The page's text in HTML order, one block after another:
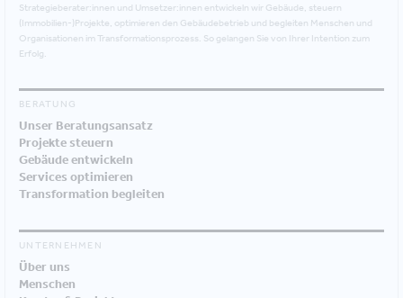
Strategieberater:innen und Umsetzer:innen entwickeln wir Gebäude, steuern
(Immobilien-)Projekte, optimieren den Gebäudebetrieb und begleiten Menschen und
Organisationen im Transformationsprozess. So gelangen Sie von Ihrer Intention zum
Erfolg.
BERATUNG
Unser Beratungsansatz
Projekte steuern
Gebäude entwickeln
Services optimieren
Transformation begleiten
UNTERNEHMEN
Über uns
Menschen